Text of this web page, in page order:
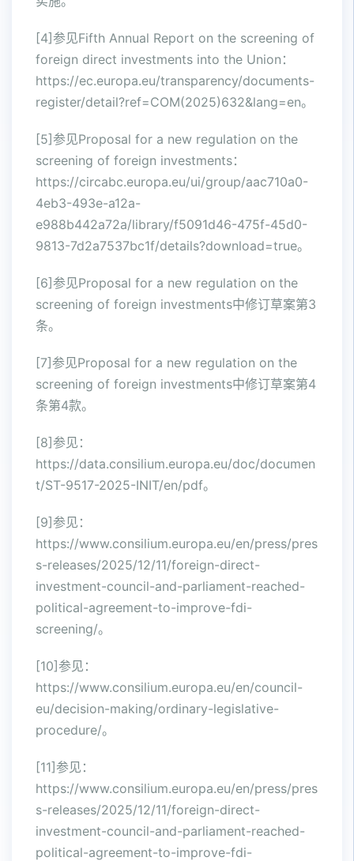
[4]参见Fifth Annual Report on the screening of
foreign direct investments into the Union：
https://ec.europa.eu/transparency/documents-
register/detail?ref=COM(2025)632&lang=en。
[5]参见Proposal for a new regulation on the
screening of foreign investments：
https://circabc.europa.eu/ui/group/aac710a0-
4eb3-493e-a12a-
e988b442a72a/library/f5091d46-475f-45d0-
9813-7d2a7537bc1f/details?download=true。
[6]参见Proposal for a new regulation on the
screening of foreign investments中修订草案第3
条。
[7]参见Proposal for a new regulation on the
screening of foreign investments中修订草案第4
条第4款。
[8]参见：
https://data.consilium.europa.eu/doc/documen
t/ST-9517-2025-INIT/en/pdf。
[9]参见：
https://www.consilium.europa.eu/en/press/pres
s-releases/2025/12/11/foreign-direct-
investment-council-and-parliament-reached-
political-agreement-to-improve-fdi-
screening/。
[10]参见：
https://www.consilium.europa.eu/en/council-
eu/decision-making/ordinary-legislative-
procedure/。
[11]参见：
https://www.consilium.europa.eu/en/press/pres
s-releases/2025/12/11/foreign-direct-
investment-council-and-parliament-reached-
political-agreement-to-improve-fdi-